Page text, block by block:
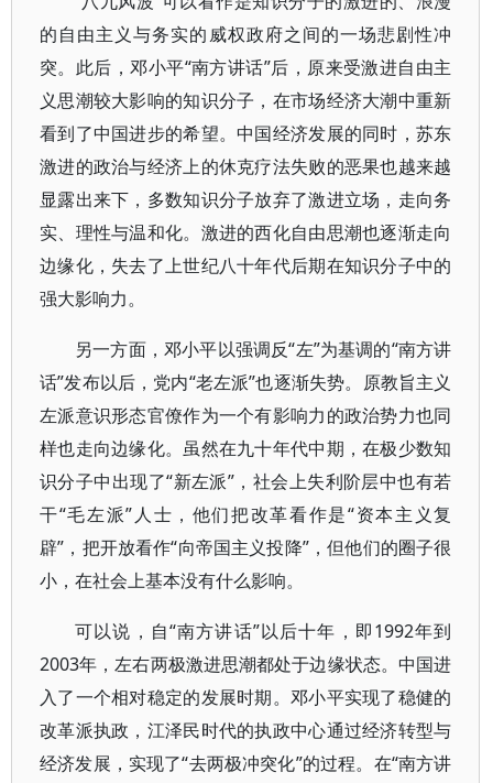
的自由主义与务实的威权政府之间的一场悲剧性冲
突。此后，邓小平“南方讲话”后，原来受激进自由主
义思潮较大影响的知识分子，在市场经济大潮中重新
看到了中国进步的希望。中国经济发展的同时，苏东
激进的政治与经济上的休克疗法失败的恶果也越来越
显露出来下，多数知识分子放弃了激进立场，走向务
实、理性与温和化。激进的西化自由思潮也逐渐走向
边缘化，失去了上世纪八十年代后期在知识分子中的
强大影响力。
另一方面，邓小平以强调反“左”为基调的“南方讲
话”发布以后，党内“老左派”也逐渐失势。原教旨主义
左派意识形态官僚作为一个有影响力的政治势力也同
样也走向边缘化。虽然在九十年代中期，在极少数知
识分子中出现了“新左派”，社会上失利阶层中也有若
干“毛左派”人士，他们把改革看作是“资本主义复
辟”，把开放看作“向帝国主义投降”，但他们的圈子很
小，在社会上基本没有什么影响。
可以说，自“南方讲话”以后十年，即1992年到
2003年，左右两极激进思潮都处于边缘状态。中国进
入了一个相对稳定的发展时期。邓小平实现了稳健的
改革派执政，江泽民时代的执政中心通过经济转型与
经济发展，实现了“去两极冲突化”的过程。在“南方讲